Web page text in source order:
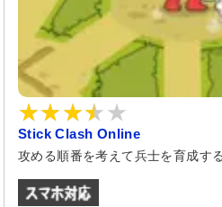
Stick Clash Online
攻める順番を考えて兵士を育成す